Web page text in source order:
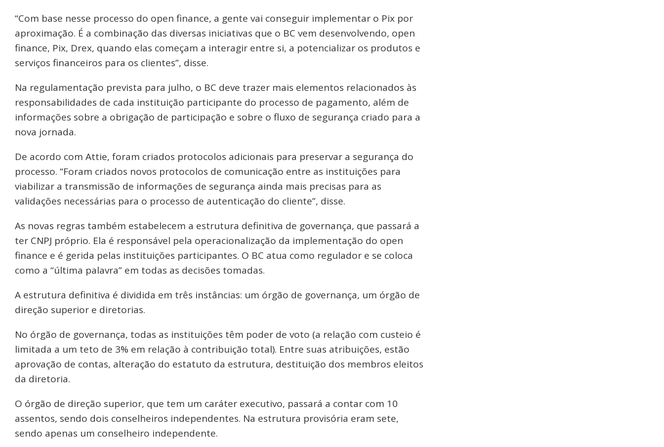
“Com base nesse processo do open finance, a gente vai conseguir implementar o Pix por
aproximação. É a combinação das diversas iniciativas que o BC vem desenvolvendo, open
finance, Pix, Drex, quando elas começam a interagir entre si, a potencializar os produtos e
serviços financeiros para os clientes”, disse.
Na regulamentação prevista para julho, o BC deve trazer mais elementos relacionados às
responsabilidades de cada instituição participante do processo de pagamento, além de
informações sobre a obrigação de participação e sobre o fluxo de segurança criado para a
nova jornada.
De acordo com Attie, foram criados protocolos adicionais para preservar a segurança do
processo. “Foram criados novos protocolos de comunicação entre as instituições para
viabilizar a transmissão de informações de segurança ainda mais precisas para as
validações necessárias para o processo de autenticação do cliente”, disse.
As novas regras também estabelecem a estrutura definitiva de governança, que passará a
ter CNPJ próprio. Ela é responsável pela operacionalização da implementação do open
finance e é gerida pelas instituições participantes. O BC atua como regulador e se coloca
como a “última palavra” em todas as decisões tomadas.
A estrutura definitiva é dividida em três instâncias: um órgão de governança, um órgão de
direção superior e diretorias.
No órgão de governança, todas as instituições têm poder de voto (a relação com custeio é
limitada a um teto de 3% em relação à contribuição total). Entre suas atribuições, estão
aprovação de contas, alteração do estatuto da estrutura, destituição dos membros eleitos
da diretoria.
O órgão de direção superior, que tem um caráter executivo, passará a contar com 10
assentos, sendo dois conselheiros independentes. Na estrutura provisória eram sete,
sendo apenas um conselheiro independente.